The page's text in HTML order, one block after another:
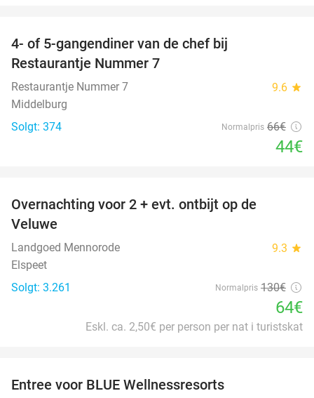
4- of 5-gangendiner van de chef bij
Restaurantje Nummer 7
Restaurantje Nummer 7 9.6 star
Middelburg
Solgt: 374
Normalpris 66€
44€
Overnachting voor 2 + evt. ontbijt op de
Veluwe
Landgoed Mennorode 9.3 star
Elspeet
Solgt: 3.261
Normalpris 130€
64€
Eskl. ca. 2,50€ per person per nat i turistskat
Entree voor BLUE Wellnessresorts